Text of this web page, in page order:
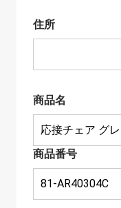
住所
商品名
商品番号